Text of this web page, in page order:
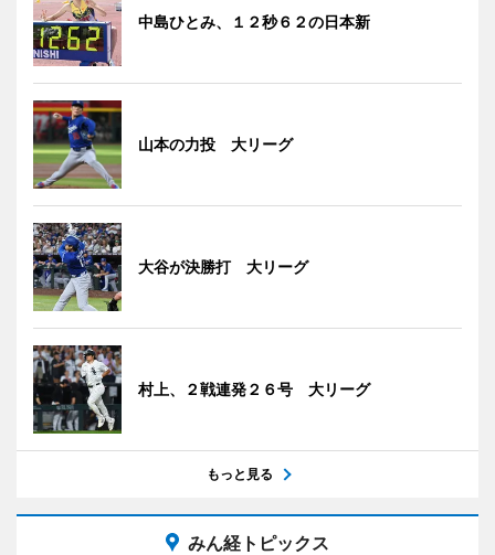
中島ひとみ、１２秒６２の日本新
山本の力投 大リーグ
大谷が決勝打 大リーグ
村上、２戦連発２６号 大リーグ
もっと見る
みん経トピックス